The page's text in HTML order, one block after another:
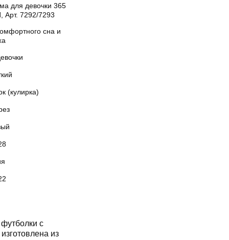
для девочки 365
Арт. 7292/7293
сна и
(кулирка)
с
из